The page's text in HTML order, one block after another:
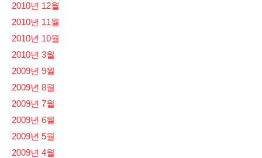
2010년 12월
2010년 11월
2010년 10월
2010년 3월
2009년 9월
2009년 8월
2009년 7월
2009년 6월
2009년 5월
2009년 4월